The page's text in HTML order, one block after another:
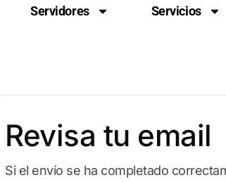
Servidores Servicios
Revisa tu email
Si el envío se ha completado